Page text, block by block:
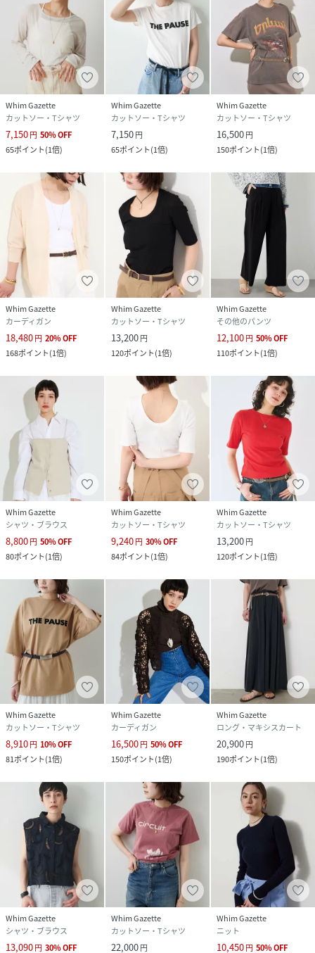
Whim Gazette
カットソー・Tシャツ
7,150円 50%OFF
65ポイント(1倍)
Whim Gazette
カットソー・Tシャツ
7,150円
65ポイント(1倍)
Whim Gazette
カットソー・Tシャツ
16,500円
150ポイント(1倍)
Whim Gazette
カーディガン
18,480円 20%OFF
168ポイント(1倍)
Whim Gazette
カットソー・Tシャツ
13,200円
120ポイント(1倍)
Whim Gazette
その他のパンツ
12,100円 50%OFF
110ポイント(1倍)
Whim Gazette
シャツ・ブラウス
8,800円 50%OFF
80ポイント(1倍)
Whim Gazette
カットソー・Tシャツ
9,240円 30%OFF
84ポイント(1倍)
Whim Gazette
カットソー・Tシャツ
13,200円
120ポイント(1倍)
Whim Gazette
カットソー・Tシャツ
8,910円 10%OFF
81ポイント(1倍)
Whim Gazette
カーディガン
16,500円 50%OFF
150ポイント(1倍)
Whim Gazette
ロング・マキシスカート
20,900円
190ポイント(1倍)
Whim Gazette
シャツ・ブラウス
13,090円 30%OFF
Whim Gazette
カットソー・Tシャツ
22,000円
Whim Gazette
ニット
10,450円 50%OFF